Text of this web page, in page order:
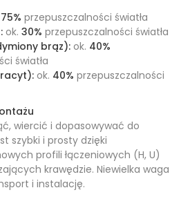
75% przepuszczalności światła
ok. 30% przepuszczalności światła
brąz): ok. 40%
światła
ok. 40% przepuszczalności
wiercić i dopasowywać do
szybki i prosty dzięki
profili łączeniowych (H, U)
krawędzie. Niewielka waga
i instalację.